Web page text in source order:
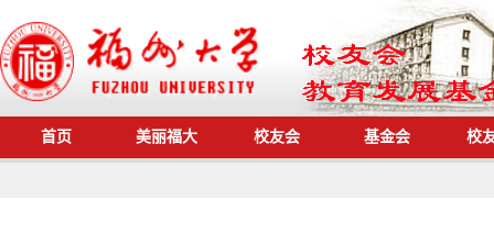
首页 美丽福大 校友会 基金会 校